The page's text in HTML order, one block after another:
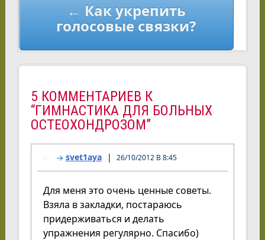
← Как укрепить
голосовые связки?
5 КОММЕНТАРИЕВ К
“ГИМНАСТИКА ДЛЯ БОЛЬНЫХ
ОСТЕОХОНДРОЗОМ”
svet1aya 26/10/2012 В 8:45
Для меня это очень ценные советы.
Взяла в закладки, постараюсь
придерживаться и делать
упражнения регулярно. Спасибо)